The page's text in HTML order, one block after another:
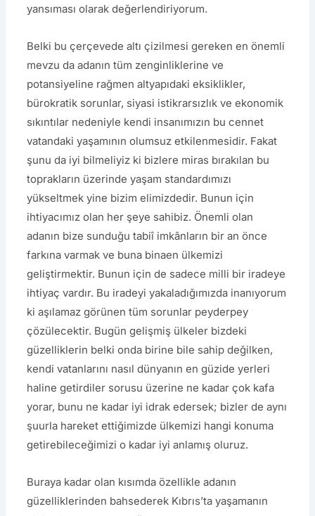
yansıması olarak değerlendiriyorum.
Belki bu çerçevede altı çizilmesi gereken en önemli
mevzu da adanın tüm zenginliklerine ve
potansiyeline rağmen altyapıdaki eksiklikler,
bürokratik sorunlar, siyasi istikrarsızlık ve ekonomik
sıkıntılar nedeniyle kendi insanımızın bu cennet
vatandaki yaşamının olumsuz etkilenmesidir. Fakat
şunu da iyi bilmeliyiz ki bizlere miras bırakılan bu
toprakların üzerinde yaşam standardımızı
yükseltmek yine bizim elimizdedir. Bunun için
ihtiyacımız olan her şeye sahibiz. Önemli olan
adanın bize sunduğu tabiî imkânların bir an önce
farkına varmak ve buna binaen ülkemizi
geliştirmektir. Bunun için de sadece milli bir iradeye
ihtiyaç vardır. Bu iradeyi yakaladığımızda inanıyorum
ki aşılamaz görünen tüm sorunlar peyderpey
çözülecektir. Bugün gelişmiş ülkeler bizdeki
güzelliklerin belki onda birine bile sahip değilken,
kendi vatanlarını nasıl dünyanın en güzide yerleri
haline getirdiler sorusu üzerine ne kadar çok kafa
yorar, bunu ne kadar iyi idrak edersek; bizler de aynı
şuurla hareket ettiğimizde ülkemizi hangi konuma
getirebileceğimizi o kadar iyi anlamış oluruz.
Buraya kadar olan kısımda özellikle adanın
güzelliklerinden bahsederek Kıbrıs’ta yaşamanın